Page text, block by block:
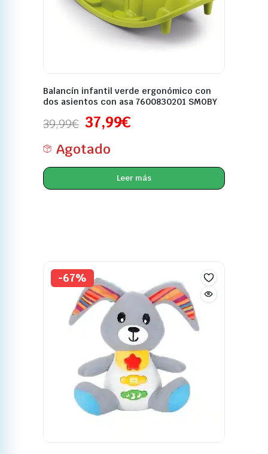
Balancín infantil verde ergonómico con
dos asientos con asa 7600830201 SMOBY
39,99€ 37,99€
Agotado
Leer más
-67%